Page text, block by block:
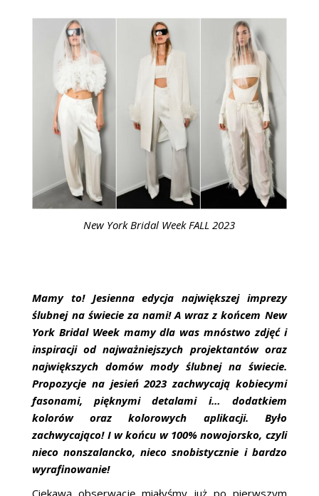
ŚLUBNE STYLE
New York Bridal Week FALL 2023
Mamy to! Jesienna edycja największej imprezy
ślubnej na świecie za nami! A wraz z końcem New
York Bridal Week mamy dla was mnóstwo zdjęć i
inspiracji od najważniejszych projektantów oraz
największych domów mody ślubnej na świecie.
Propozycje na jesień 2023 zachwycają kobiecymi
fasonami, pięknymi detalami i… dodatkiem
kolorów oraz kolorowych aplikacji. Było
zachwycająco! I w końcu w 100% nowojorsko, czyli
nieco nonszalancko, nieco snobistycznie i bardzo
wyrafinowanie!
Ciekawą obserwację miałyśmy już po pierwszym